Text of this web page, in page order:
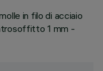
in filo di acciaio
1 mm -